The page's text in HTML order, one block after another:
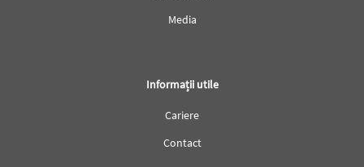
Media
Informații utile
Cariere
Contact